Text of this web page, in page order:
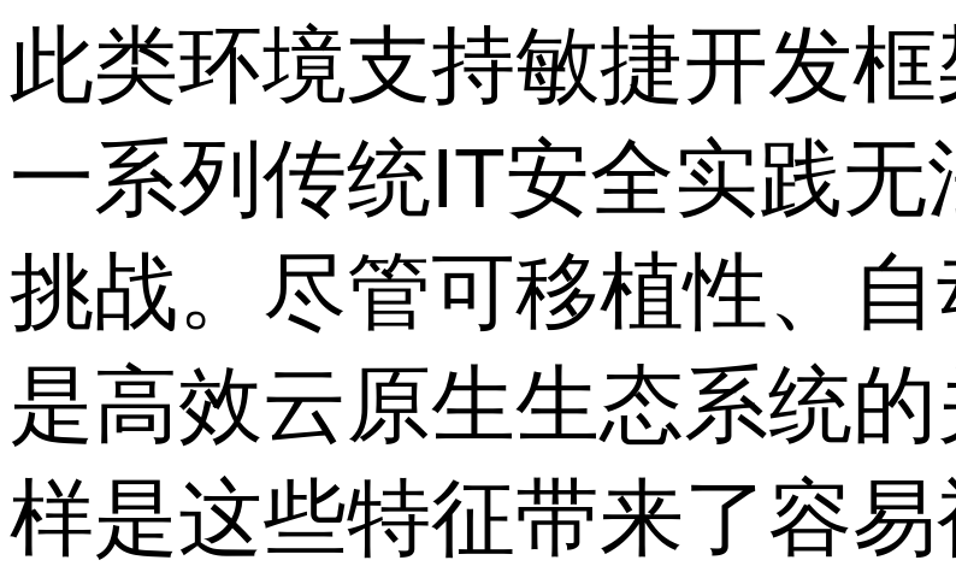
此类环境支持敏捷开发
一系列传统IT安全实践
挑战。尽管可移植性、
是高效云原生生态系统
样是这些特征带来了容